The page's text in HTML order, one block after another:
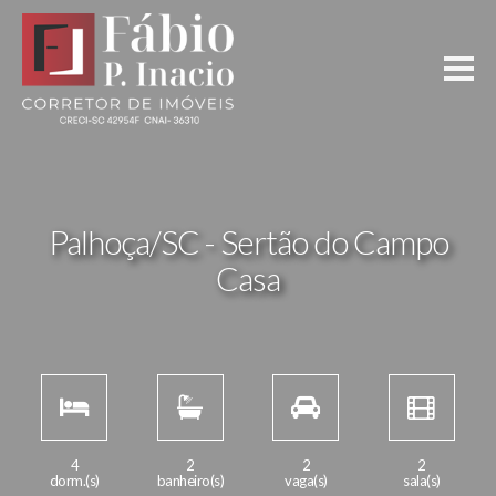
Palhoça/SC - Sertão do Campo
Casa
4
dorm.(s)
2
banheiro(s)
2
vaga(s)
2
sala(s)